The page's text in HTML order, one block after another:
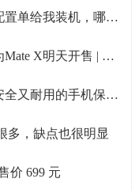
装机，哪里有这货哦？
天开售 | 科技新鲜事
耐用的手机保护套？
多，缺点也很明显
价 699 元